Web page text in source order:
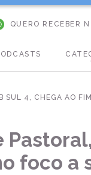
QUERO RECEBER
SUL 4, CHEGA AO
foco a